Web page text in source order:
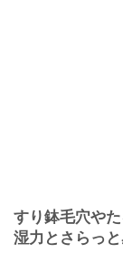
すり鉢毛穴や
湿力とさらっ